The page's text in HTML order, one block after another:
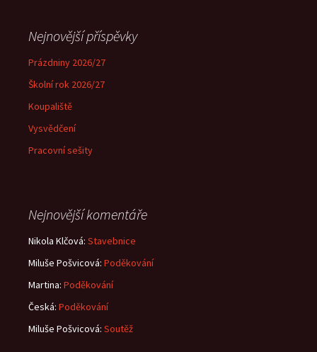
Nejnovější příspěvky
Prázdniny 2026/27
Školní rok 2026/27
Koupaliště
Vysvědčení
Pracovní sešity
Nejnovější komentáře
Nikola Klčová: Stavebnice
Miluše Pošvicová: Poděkování
Martina: Poděkování
Česká: Poděkování
Miluše Pošvicová: Soutěž